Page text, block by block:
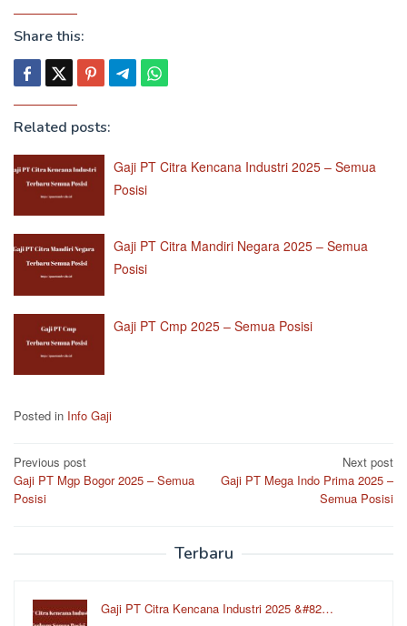
Share this:
Related posts:
Gaji PT Citra Kencana Industri 2025 – Semua
Posisi
Gaji PT Citra Mandiri Negara 2025 – Semua
Posisi
Gaji PT Cmp 2025 – Semua Posisi
Posted in Info Gaji
Post
navigation
Previous post
Gaji PT Mgp Bogor 2025 – Semua
Posisi
Next post
Gaji PT Mega Indo Prima 2025 –
Semua Posisi
Terbaru
Gaji PT Citra Kencana Industri 2025 &#82…